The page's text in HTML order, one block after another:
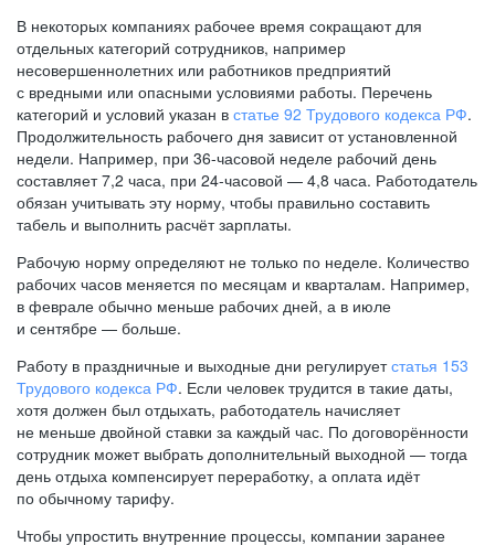
В некоторых компаниях рабочее время сокращают для
отдельных категорий сотрудников, например
несовершеннолетних или работников предприятий
с вредными или опасными условиями работы. Перечень
категорий и условий указан в статье 92 Трудового кодекса РФ.
Продолжительность рабочего дня зависит от установленной
недели. Например, при 36-часовой неделе рабочий день
составляет 7,2 часа, при 24-часовой — 4,8 часа. Работодатель
обязан учитывать эту норму, чтобы правильно составить
табель и выполнить расчёт зарплаты.
Рабочую норму определяют не только по неделе. Количество
рабочих часов меняется по месяцам и кварталам. Например,
в феврале обычно меньше рабочих дней, а в июле
и сентябре — больше.
Работу в праздничные и выходные дни регулируетстатья 153
Трудового кодекса РФ. Если человек трудится в такие даты,
хотя должен был отдыхать, работодатель начисляет
не меньше двойной ставки за каждый час. По договорённости
сотрудник может выбрать дополнительный выходной — тогда
день отдыха компенсирует переработку, а оплата идёт
по обычному тарифу.
Чтобы упростить внутренние процессы, компании заранее